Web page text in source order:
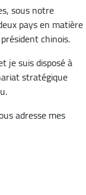
sous notre
pays en matière
chinois.
je suis disposé à
stratégique
adresse mes